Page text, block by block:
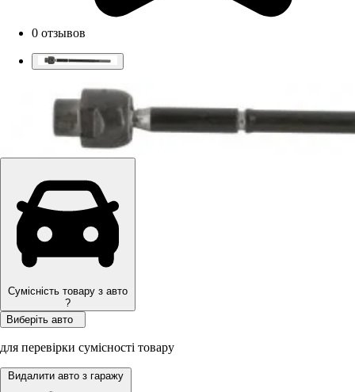
0 отзывов
Сумісність товару з авто
?
Виберіть авто
для перевірки сумісності товару
Видалити авто з гаражу